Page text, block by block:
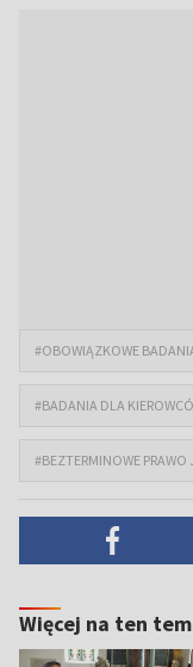
#OBOWIĄZKOWE
#BADANIA DLA
#BEZTERMINOWE PRAWO
Więcej na ten